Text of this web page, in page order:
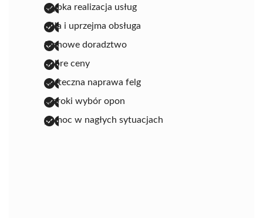
szybka realizacja usług
miła i uprzejma obsługa
fachowe doradztwo
dobre ceny
skuteczna naprawa felg
szeroki wybór opon
pomoc w nagłych sytuacjach